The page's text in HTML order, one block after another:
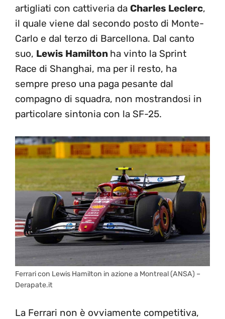
artigliati con cattiveria da Charles Leclerc,
il quale viene dal secondo posto di Monte-
Carlo e dal terzo di Barcellona. Dal canto
suo, Lewis Hamilton ha vinto la Sprint
Race di Shanghai, ma per il resto, ha
sempre preso una paga pesante dal
compagno di squadra, non mostrandosi in
particolare sintonia con la SF-25.
Ferrari con Lewis Hamilton in azione a Montreal (ANSA) –
Derapate.it
La Ferrari non è ovviamente competitiva,